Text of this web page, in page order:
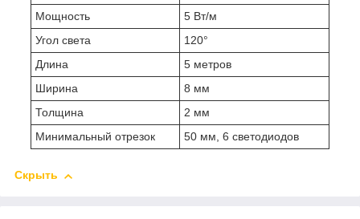
Мощность
5 Вт/м
Угол света
120°
Длина
5 метров
Ширина
8 мм
Толщина
2 мм
Минимальный отрезок
50 мм, 6 светодиодов
Скрыть